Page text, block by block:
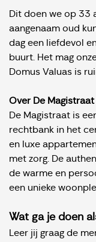
Dit doen we op 33
aangenaam oud
dag een liefdevol
buurt. Het mag
Domus Valuas is
Over De Magistraat
De Magistraat is
rechtbank in het
en luxe
met zorg. De
de warme en
een unieke
Wat ga je doen
Leer jij graag de